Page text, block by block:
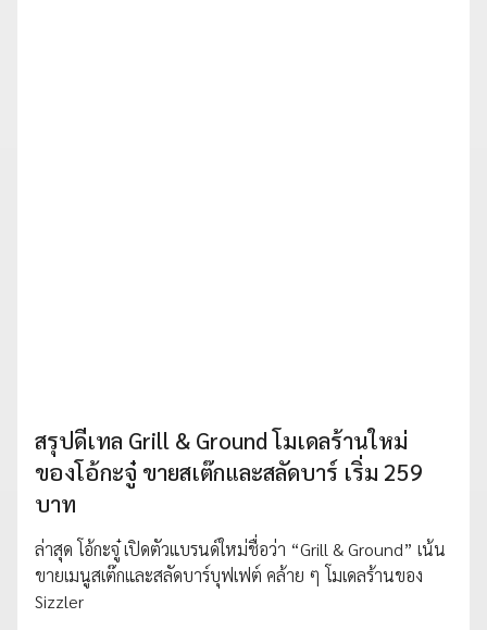
สรุปดีเทล Grill & Ground โมเดลร้านใหม่
ของโอ้กะจู๋ ขายสเต๊กและสลัดบาร์ เริ่ม 259
บาท
ล่าสุด โอ้กะจู๋ เปิดตัวแบรนด์ใหม่ชื่อว่า “Grill & Ground” เน้น
ขายเมนูสเต๊กและสลัดบาร์บุฟเฟต์ คล้าย ๆ โมเดลร้านของ
Sizzler